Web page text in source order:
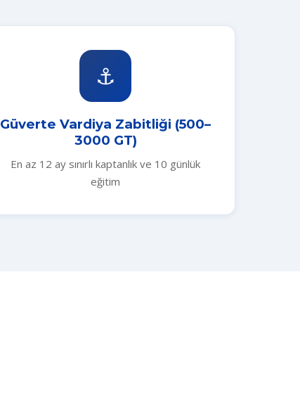
⚓
Güverte Vardiya Zabitliği (500–
3000 GT)
En az 12 ay sınırlı kaptanlık ve 10 günlük
eğitim